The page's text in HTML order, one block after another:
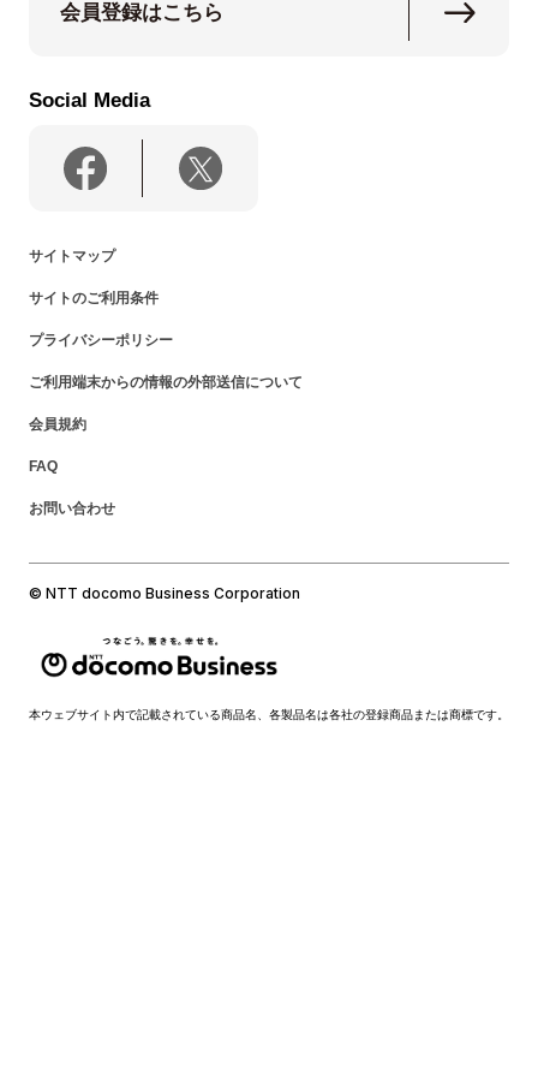
会員登録はこちら
Social Media
サイトマップ
サイトのご利用条件
プライバシーポリシー
ご利用端末からの情報の外部送信について
会員規約
FAQ
お問い合わせ
© NTT docomo Business Corporation
本ウェブサイト内で記載されている商品名、各製品名は各社の登録商品または商標です。